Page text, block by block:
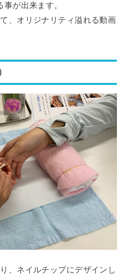
が出来ます。
、オリジナリティ溢れる動画
、ネイルチップにデザインし